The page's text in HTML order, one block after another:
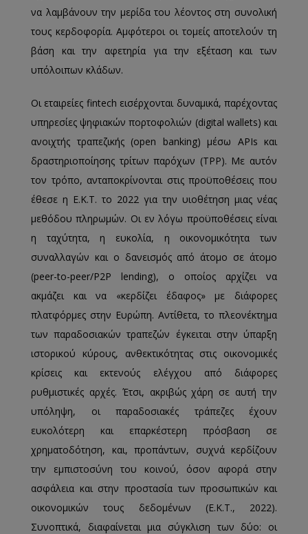
να λαμβάνουν την μερίδα του λέοντος στη συνολική
τους κερδοφορία. Αμφότεροι οι τομείς αποτελούν τη
βάση και την αφετηρία για την εξέταση και των
υπόλοιπων κλάδων.
Οι εταιρείες fintech εισέρχονται δυναμικά, παρέχοντας
υπηρεσίες ψηφιακών πορτοφολιών (digital wallets) και
ανοιχτής τραπεζικής (open banking) μέσω APIs και
δραστηριοποίησης τρίτων παρόχων (TPP). Με αυτόν
τον τρόπο, ανταποκρίνονται στις προϋποθέσεις που
έθεσε η Ε.Κ.Τ. το 2022 για την υιοθέτηση μιας νέας
μεθόδου πληρωμών. Οι εν λόγω προϋποθέσεις είναι
η ταχύτητα, η ευκολία, η οικονομικότητα των
συναλλαγών και ο δανεισμός από άτομο σε άτομο
(peer-to-peer/P2P lending), ο οποίος αρχίζει να
ακμάζει και να «κερδίζει έδαφος» με διάφορες
πλατφόρμες στην Ευρώπη. Αντίθετα, το πλεονέκτημα
των παραδοσιακών τραπεζών έγκειται στην ύπαρξη
ιστορικού κύρους, ανθεκτικότητας στις οικονομικές
κρίσεις και εκτενούς ελέγχου από διάφορες
ρυθμιστικές αρχές. Έτσι, ακριβώς χάρη σε αυτή την
υπόληψη, οι παραδοσιακές τράπεζες έχουν
ευκολότερη και επαρκέστερη πρόσβαση σε
χρηματοδότηση, και, προπάντων, συχνά κερδίζουν
την εμπιστοσύνη του κοινού, όσον αφορά στην
ασφάλεια και στην προστασία των προσωπικών και
οικονομικών τους δεδομένων (Ε.Κ.Τ., 2022).
Συνοπτικά, διαφαίνεται μια σύγκλιση των δύο: οι